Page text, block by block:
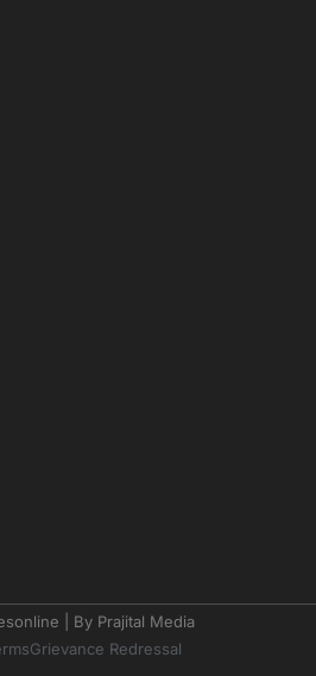
| By Prajital Media
Grievance Redressal